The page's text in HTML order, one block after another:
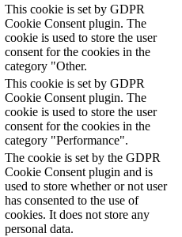
This cookie is set by GDPR
Cookie Consent plugin. The
cookie is used to store the user
consent for the cookies in the
category "Other.
This cookie is set by GDPR
Cookie Consent plugin. The
cookie is used to store the user
consent for the cookies in the
category "Performance".
The cookie is set by the GDPR
Cookie Consent plugin and is
used to store whether or not user
has consented to the use of
cookies. It does not store any
personal data.